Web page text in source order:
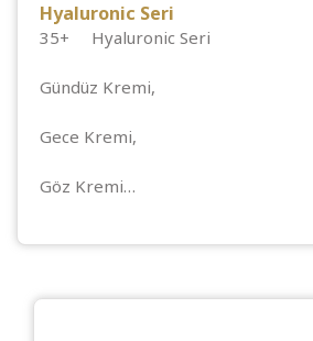
Hyaluronic Seri
35+ Hyaluronic Seri
Gündüz Kremi,
Gece Kremi,
Göz Kremi…